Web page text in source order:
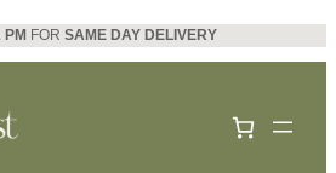
PM FOR SAME DAY DELIVERY